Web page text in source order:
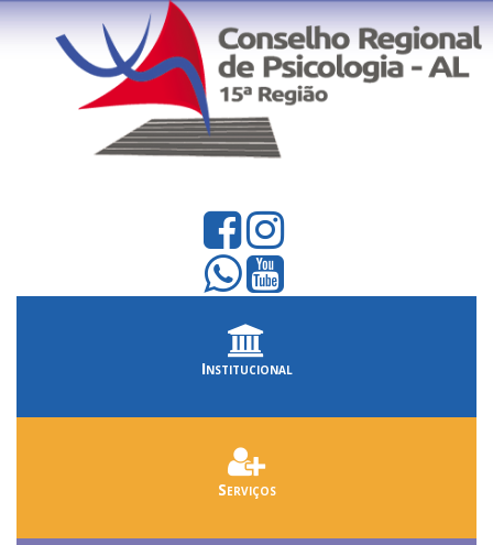
Institucional
Serviços